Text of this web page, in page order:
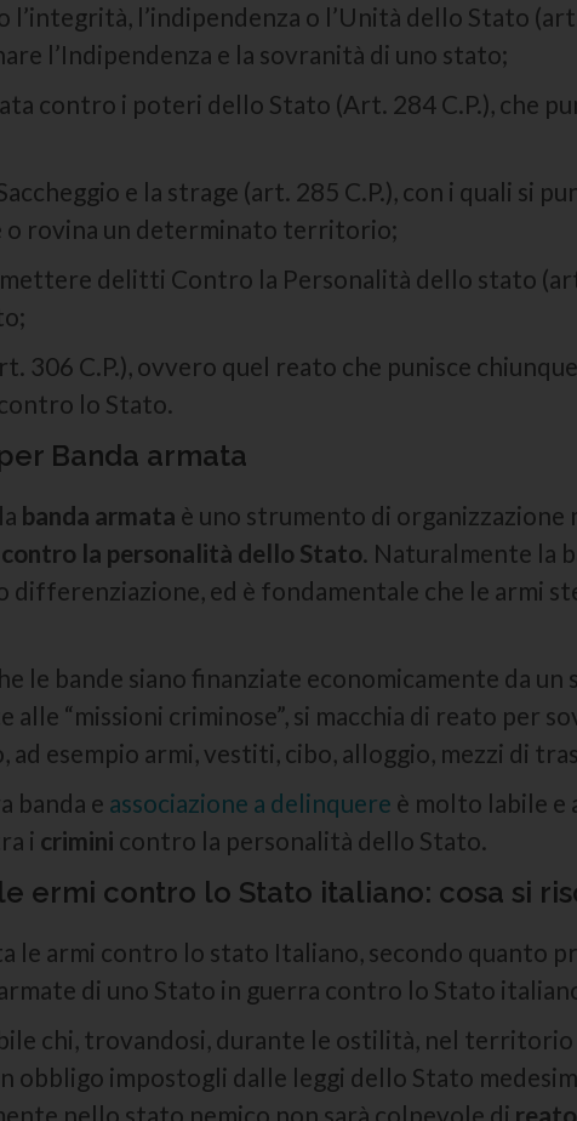
l’indipendenza o l’Unità dello Stato
l’Indipendenza e la sovranità di uno stato;
contro i poteri dello Stato (Art. 284 C.P.), che
e la strage (art. 285 C.P.), con i quali si
o rovina un determinato territorio;
delitti Contro la Personalità dello stato
306 C.P.), ovvero quel reato che punisce
lo Stato.
Banda armata
banda armata è uno strumento di organizzazione
la personalità dello Stato. Naturalmente la
differenziazione, ed è fondamentale che le armi
le bande siano finanziate economicamente da
alle “missioni criminose”, si macchia di reato per
ad esempio armi, vestiti, cibo, alloggio, mezzi di
banda e associazione a delinquere è molto labile e
i crimini contro la personalità dello Stato.
ermi contro lo Stato italiano: cosa si
le armi contro lo stato Italiano, secondo quanto
di uno Stato in guerra contro lo Stato
chi, trovandosi, durante le ostilità, nel
obbligo impostogli dalle leggi dello Stato
nello stato nemico non sarà colpevole di reato